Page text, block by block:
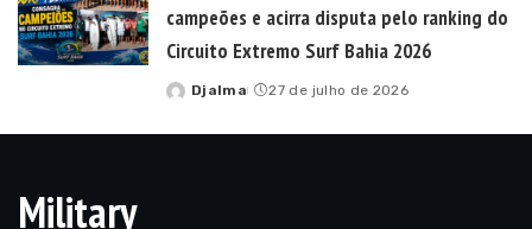
campeões e acirra disputa pelo ranking do
Circuito Extremo Surf Bahia 2026
Posted
Djalma 27 de julho de 2026
Military